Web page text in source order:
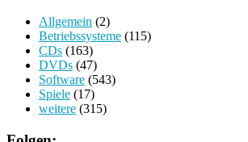
Allgemein (2)
Betriebssysteme (115)
CDs (163)
DVDs (47)
Software (543)
Spiele (17)
weitere (315)